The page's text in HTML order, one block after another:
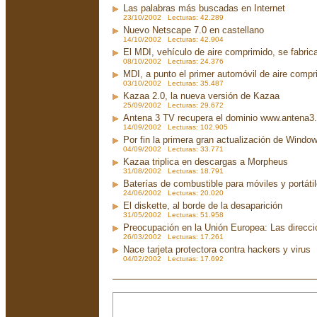
Las palabras más buscadas en Internet
23/10/2002 Lecturas: 42.289
Nuevo Netscape 7.0 en castellano
14/10/2002 Lecturas: 42.904
El MDI, vehículo de aire comprimido, se
08/10/2002 Lecturas: 24.376
MDI, a punto el primer automóvil de aire
03/10/2002 Lecturas: 35.487
Kazaa 2.0, la nueva versión de Kazaa
25/09/2002 Lecturas: 29.672
Antena 3 TV recupera el dominio
14/09/2002 Lecturas: 102.905
Por fin la primera gran actualización de
04/09/2002 Lecturas: 33.771
Kazaa triplica en descargas a Morpheus
31/08/2002 Lecturas: 18.791
Baterías de combustible para móviles y
24/06/2002 Lecturas: 20.020
El diskette, al borde de la desaparición
31/05/2002 Lecturas: 51.958
Preocupación en la Unión Europea: Las
26/03/2002 Lecturas: 17.261
Nace tarjeta protectora contra hackers y virus
04/02/2002 Lecturas: 17.692